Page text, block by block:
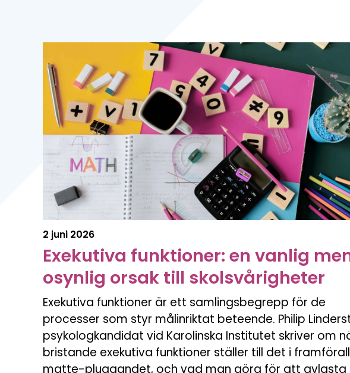
2 juni 2026
Exekutiva funktioner: en vanlig
osynlig orsak till skolsvårigheter
Exekutiva funktioner är ett samlingsbegrepp för de
processer som styr målinriktat beteende. Philip
psykologkandidat vid Karolinska Institutet skriver om
bristande exekutiva funktioner ställer till det i
matte-pluggandet, och vad man göra för att avlasta